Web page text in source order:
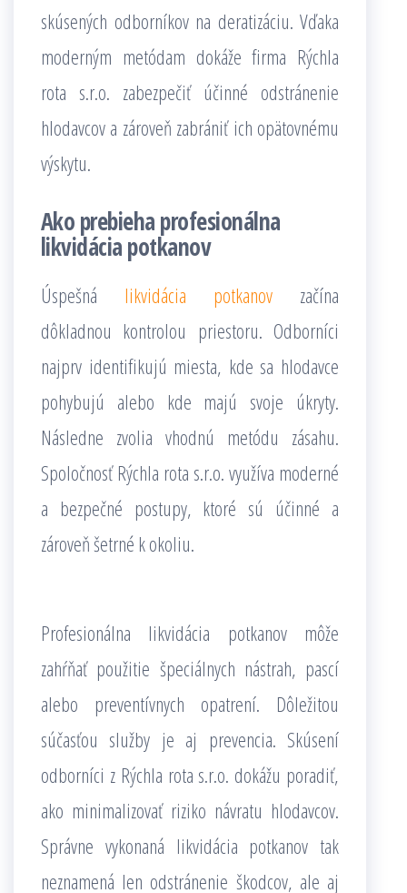
skúsených odborníkov na deratizáciu. Vďaka
moderným metódam dokáže firma Rýchla
rota s.r.o. zabezpečiť účinné odstránenie
hlodavcov a zároveň zabrániť ich opätovnému
výskytu.
Ako prebieha profesionálna
likvidácia potkanov
Úspešná likvidácia potkanov začína
dôkladnou kontrolou priestoru. Odborníci
najprv identifikujú miesta, kde sa hlodavce
pohybujú alebo kde majú svoje úkryty.
Následne zvolia vhodnú metódu zásahu.
Spoločnosť Rýchla rota s.r.o. využíva moderné
a bezpečné postupy, ktoré sú účinné a
zároveň šetrné k okoliu.
Profesionálna likvidácia potkanov môže
zahŕňať použitie špeciálnych nástrah, pascí
alebo preventívnych opatrení. Dôležitou
súčasťou služby je aj prevencia. Skúsení
odborníci z Rýchla rota s.r.o. dokážu poradiť,
ako minimalizovať riziko návratu hlodavcov.
Správne vykonaná likvidácia potkanov tak
neznamená len odstránenie škodcov, ale aj